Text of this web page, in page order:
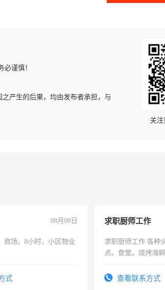
谨慎！
产生的后果，均由发布者承担，与
关
08月08日
商场，8小时，小区物业
式
求职厨师工作
求职厨师工作 各种
点。食堂。烧烤海
查看联系方式